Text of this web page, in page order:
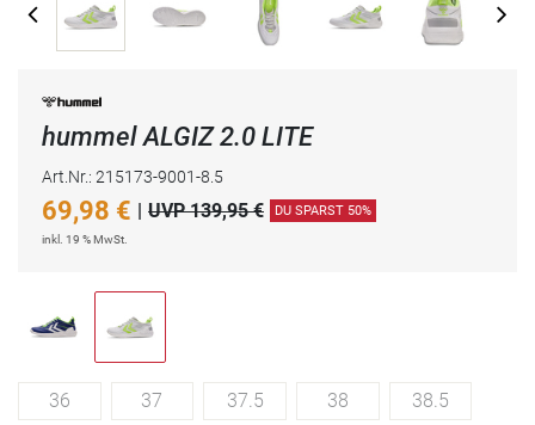
hummel ALGIZ 2.0 LITE
Art.Nr.: 215173-9001-8.5
69,98 € | UVP 139,95 € DU SPARST 50%
inkl. 19 % MwSt.
36 37 37.5 38 38.5